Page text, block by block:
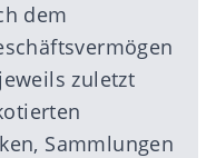
dem
zuletzt
Sammlungen